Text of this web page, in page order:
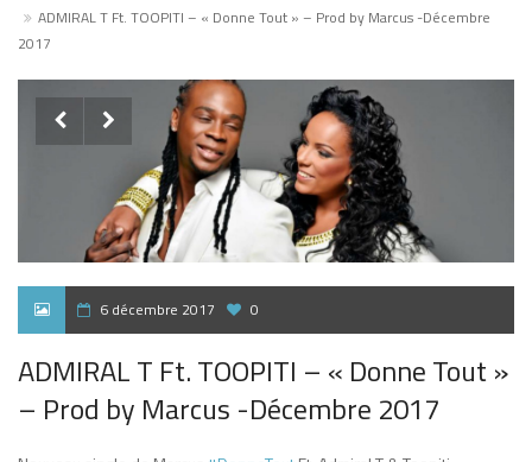
ADMIRAL T Ft. TOOPITI – « Donne Tout » – Prod by Marcus -Décembre
2017
 
6 décembre 2017 0
ADMIRAL T Ft. TOOPITI – « Donne Tout »
– Prod by Marcus -Décembre 2017